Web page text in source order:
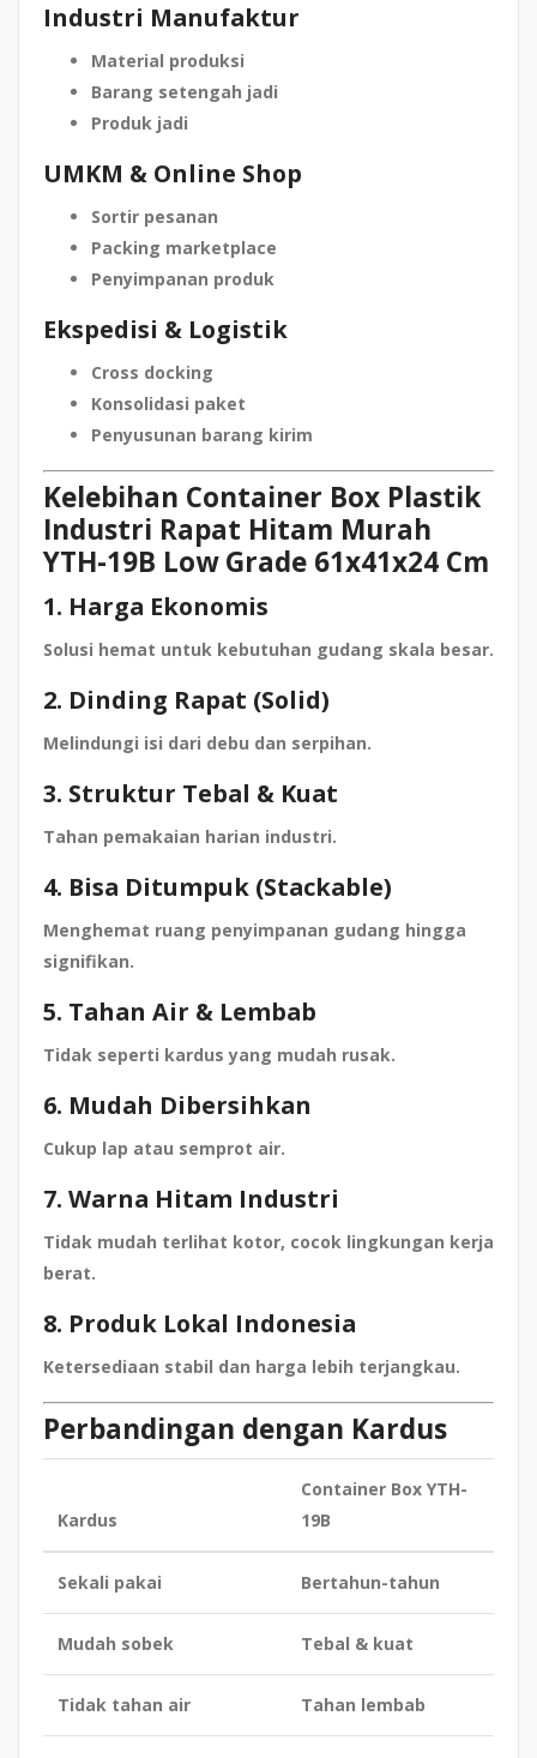
Industri Manufaktur
Material produksi
Barang setengah jadi
Produk jadi
UMKM & Online Shop
Sortir pesanan
Packing marketplace
Penyimpanan produk
Ekspedisi & Logistik
Cross docking
Konsolidasi paket
Penyusunan barang kirim
Kelebihan Container Box Plastik
Industri Rapat Hitam Murah
YTH-19B Low Grade 61x41x24 Cm
1. Harga Ekonomis
Solusi hemat untuk kebutuhan gudang skala besar.
2. Dinding Rapat (Solid)
Melindungi isi dari debu dan serpihan.
3. Struktur Tebal & Kuat
Tahan pemakaian harian industri.
4. Bisa Ditumpuk (Stackable)
Menghemat ruang penyimpanan gudang hingga
signifikan.
5. Tahan Air & Lembab
Tidak seperti kardus yang mudah rusak.
6. Mudah Dibersihkan
Cukup lap atau semprot air.
7. Warna Hitam Industri
Tidak mudah terlihat kotor, cocok lingkungan kerja
berat.
8. Produk Lokal Indonesia
Ketersediaan stabil dan harga lebih terjangkau.
Perbandingan dengan Kardus
Kardus
Container Box YTH-
19B
Sekali pakai Bertahun-tahun
Mudah sobek Tebal & kuat
Tidak tahan air Tahan lembab